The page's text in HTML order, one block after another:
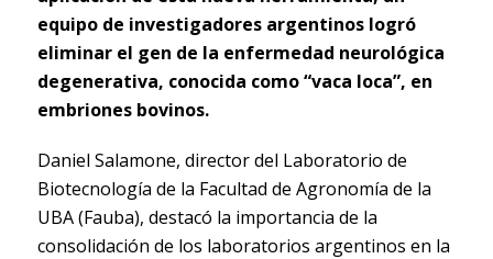
equipo de investigadores argentinos logró
eliminar el gen de la enfermedad neurológica
degenerativa, conocida como “vaca loca”, en
embriones bovinos.
Daniel Salamone, director del Laboratorio de
Biotecnología de la Facultad de Agronomía de la
UBA (Fauba), destacó la importancia de la
consolidación de los laboratorios argentinos en la